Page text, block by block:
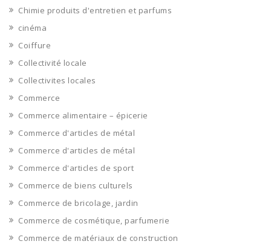
Chimie produits d'entretien et parfums
cinéma
Coiffure
Collectivité locale
Collectivites locales
Commerce
Commerce alimentaire – épicerie
Commerce d'articles de métal
Commerce d'articles de métal
Commerce d'articles de sport
Commerce de biens culturels
Commerce de bricolage, jardin
Commerce de cosmétique, parfumerie
Commerce de matériaux de construction